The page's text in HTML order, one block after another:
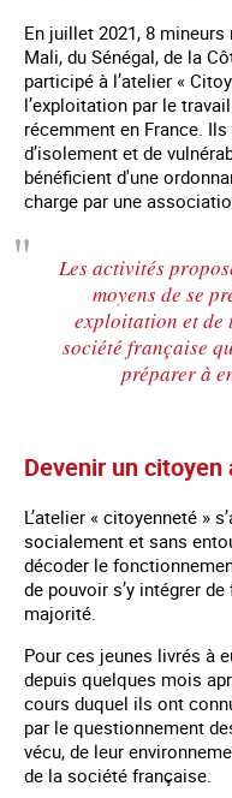
En juillet 2021, 8
Mali, du Sénégal, de la
participé à l’atelier «
l’exploitation par le
récemment en France.
d’isolement et de
bénéficient d'une
charge par une
Les activités
moyens de se
exploitation et de
société française
préparer à
Devenir un citoyen
L’atelier « citoyenneté »
socialement et sans
décoder le
de pouvoir s’y intégrer
majorité.
Pour ces jeunes livrés à
depuis quelques mois
cours duquel ils ont
par le questionnement
vécu, de leur
de la société française.